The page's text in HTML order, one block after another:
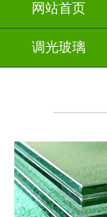
网站首页
调光玻璃